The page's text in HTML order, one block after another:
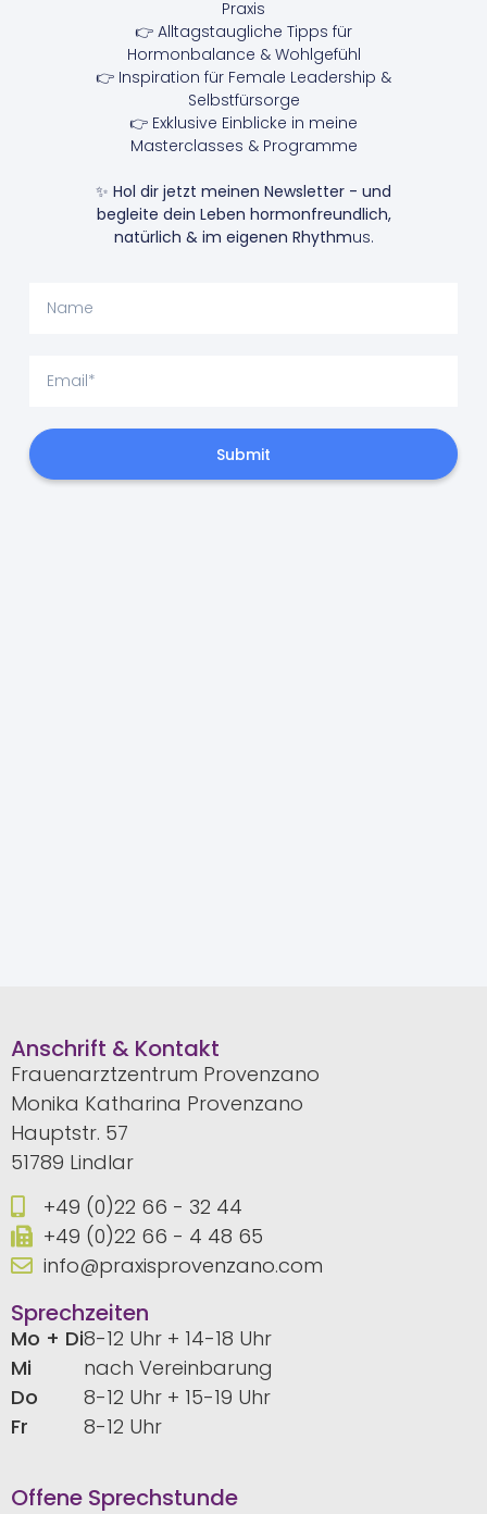
Praxis
👉 Alltagstaugliche Tipps für
Hormonbalance & Wohlgefühl
👉 Inspiration für Female Leadership &
Selbstfürsorge
👉 Exklusive Einblicke in meine
Masterclasses & Programme
✨ Hol dir jetzt meinen Newsletter - und
begleite dein Leben hormonfreundlich,
natürlich & im eigenen Rhythmus.
Submit
Anschrift & Kontakt
Frauenarztzentrum Provenzano
Monika Katharina Provenzano
Hauptstr. 57
51789 Lindlar
+49 (0)22 66 - 32 44
+49 (0)22 66 - 4 48 65
info@praxisprovenzano.com
Sprechzeiten
Mo + Di
Mi
Do
Fr
8-12 Uhr + 14-18 Uhr
nach Vereinbarung
8-12 Uhr + 15-19 Uhr
8-12 Uhr
Offene Sprechstunde